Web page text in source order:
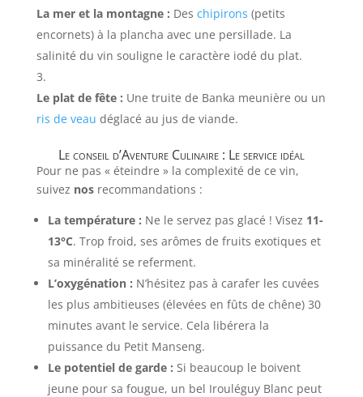
La mer et la montagne : Des chipirons (petits
encornets) à la plancha avec une persillade. La
salinité du vin souligne le caractère iodé du plat.
Le plat de fête : Une truite de Banka meunière ou un
ris de veau déglacé au jus de viande.
Le conseil d’Aventure Culinaire : Le service idéal
Pour ne pas « éteindre » la complexité de ce vin,
suivez nosrecommandations :
La température : Ne le servez pas glacé ! Visez 11-
13°C. Trop froid, ses arômes de fruits exotiques et
sa minéralité se referment.
L’oxygénation : N’hésitez pas à carafer les cuvées
les plus ambitieuses (élevées en fûts de chêne) 30
minutes avant le service. Cela libérera la
puissance du Petit Manseng.
Le potentiel de garde : Si beaucoup le boivent
jeune pour sa fougue, un bel Irouléguy Blanc peut